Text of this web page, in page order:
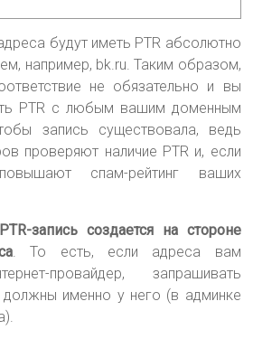
будут иметь PTR абсолютно
например, bk.ru. Таким образом,
не обязательно и вы
PTR с любым вашим доменным
запись существовала, ведь
проверяют наличие PTR и, если
спам-рейтинг ваших
PTR-запись создается на стороне
. То есть, если адреса вам
провайдер, запрашивать
должны именно у него (в админке